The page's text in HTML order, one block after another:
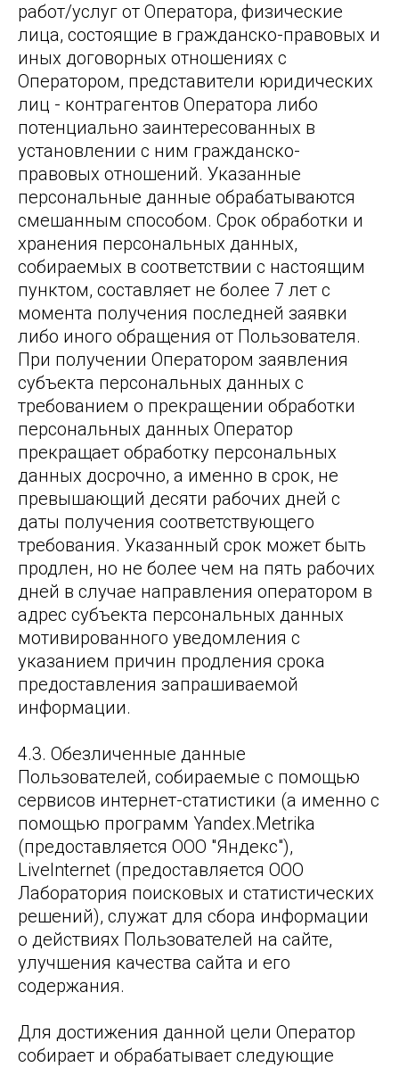
работ/услуг от Оператора, физические
лица, состоящие в гражданско-правовых и
иных договорных отношениях с
Оператором, представители юридических
лиц - контрагентов Оператора либо
потенциально заинтересованных в
установлении с ним гражданско-
правовых отношений. Указанные
персональные данные обрабатываются
смешанным способом. Срок обработки и
хранения персональных данных,
собираемых в соответствии с настоящим
пунктом, составляет не более 7 лет с
момента получения последней заявки
либо иного обращения от Пользователя.
При получении Оператором заявления
субъекта персональных данных с
требованием о прекращении обработки
персональных данных Оператор
прекращает обработку персональных
данных досрочно, а именно в срок, не
превышающий десяти рабочих дней с
даты получения соответствующего
требования. Указанный срок может быть
продлен, но не более чем на пять рабочих
дней в случае направления оператором в
адрес субъекта персональных данных
мотивированного уведомления с
указанием причин продления срока
предоставления запрашиваемой
информации.
4.3. Обезличенные данные
Пользователей, собираемые с помощью
сервисов интернет-статистики (а именно с
помощью программ Yandex.Metrika
(предоставляется ООО "Яндекс"),
LiveInternet (предоставляется ООО
Лаборатория поисковых и статистических
решений), служат для сбора информации
о действиях Пользователей на сайте,
улучшения качества сайта и его
содержания.
Для достижения данной цели Оператор
собирает и обрабатывает следующие